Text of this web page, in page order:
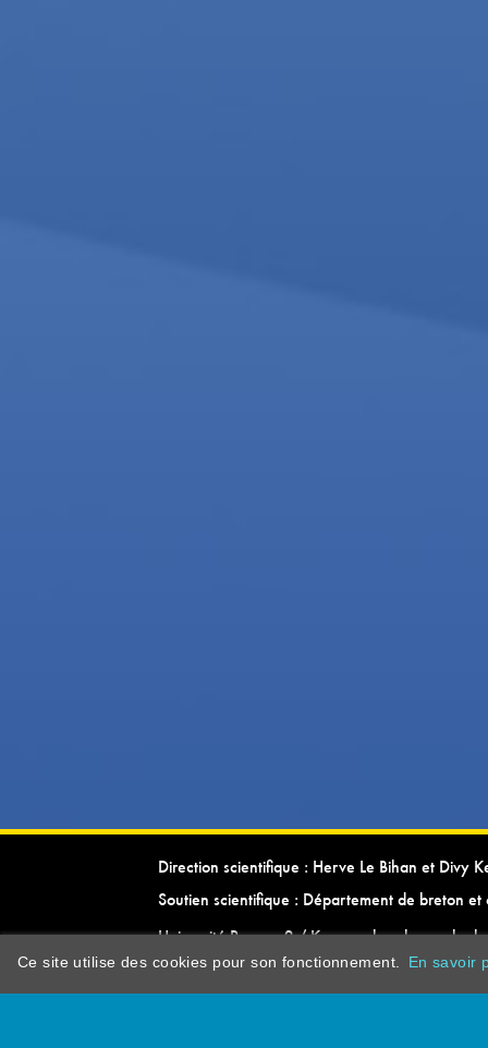
Direction scientifique : Herve Le Bihan et Divy
Soutien scientifique : Département de breton et
Université Rennes 2 / Kevrenn brezhoneg ha
Ce site utilise des cookies pour son fonctionnement. En savoir